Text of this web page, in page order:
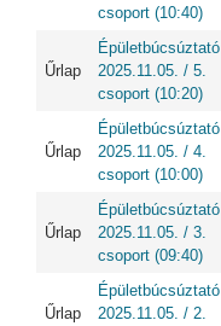
csoport (10:40)
Űrlap
Épületbúcsúztató
2025.11.05. / 5.
csoport (10:20)
Űrlap
Épületbúcsúztató
2025.11.05. / 4.
csoport (10:00)
Űrlap
Épületbúcsúztató
2025.11.05. / 3.
csoport (09:40)
Űrlap
Épületbúcsúztató
2025.11.05. / 2.